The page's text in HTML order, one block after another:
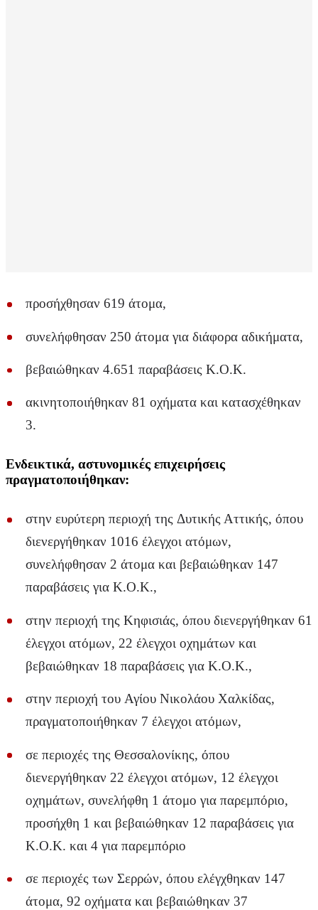
προσήχθησαν 619 άτομα,
συνελήφθησαν 250 άτομα για διάφορα αδικήματα,
βεβαιώθηκαν 4.651 παραβάσεις Κ.Ο.Κ.
ακινητοποιήθηκαν 81 οχήματα και κατασχέθηκαν
3.
Ενδεικτικά, αστυνομικές επιχειρήσεις
πραγματοποιήθηκαν:
στην ευρύτερη περιοχή της Δυτικής Αττικής, όπου
διενεργήθηκαν 1016 έλεγχοι ατόμων,
συνελήφθησαν 2 άτομα και βεβαιώθηκαν 147
παραβάσεις για Κ.Ο.Κ.,
στην περιοχή της Κηφισιάς, όπου διενεργήθηκαν 61
έλεγχοι ατόμων, 22 έλεγχοι οχημάτων και
βεβαιώθηκαν 18 παραβάσεις για Κ.Ο.Κ.,
στην περιοχή του Αγίου Νικολάου Χαλκίδας,
πραγματοποιήθηκαν 7 έλεγχοι ατόμων,
σε περιοχές της Θεσσαλονίκης, όπου
διενεργήθηκαν 22 έλεγχοι ατόμων, 12 έλεγχοι
οχημάτων, συνελήφθη 1 άτομο για παρεμπόριο,
προσήχθη 1 και βεβαιώθηκαν 12 παραβάσεις για
Κ.Ο.Κ. και 4 για παρεμπόριο
σε περιοχές των Σερρών, όπου ελέγχθηκαν 147
άτομα, 92 οχήματα και βεβαιώθηκαν 37